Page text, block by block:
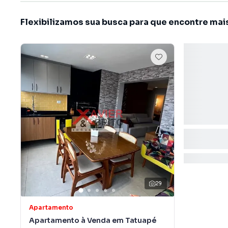
Flexibilizamos sua busca para que encontre
29
Apartamento
Apartamento à Venda em Tatuapé